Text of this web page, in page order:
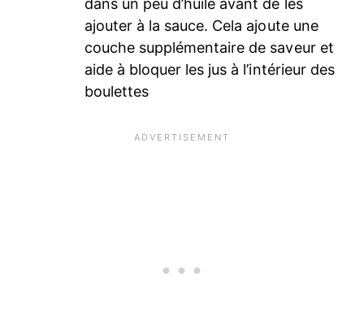
dans un peu d’huile avant de les
ajouter à la sauce. Cela ajoute une
couche supplémentaire de saveur et
aide à bloquer les jus à l’intérieur des
boulettes